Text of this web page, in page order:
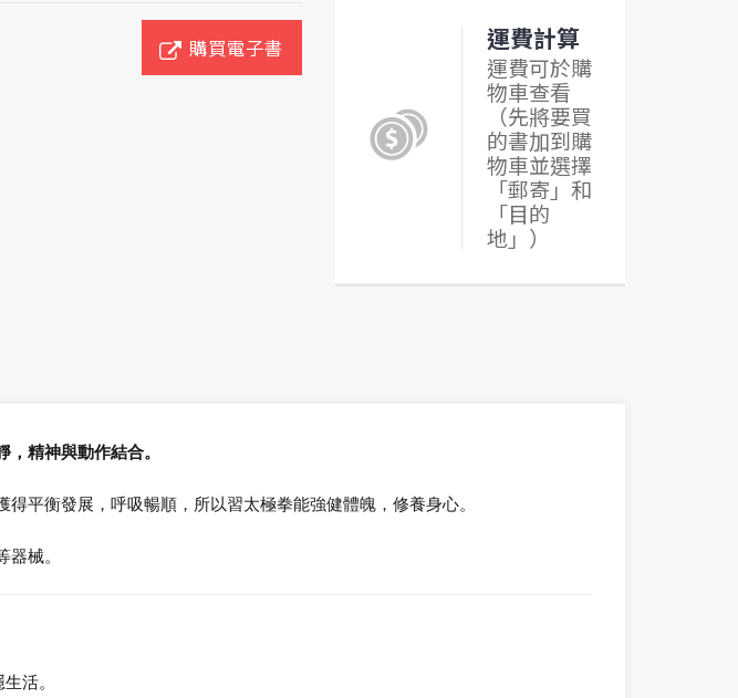
購買電子書 運費計算
運費可於購
物車查看
（先將要買
的書加到購
物車並選擇
「郵寄」和
「目的
地」）
精神與動作結合。
平衡發展，呼吸暢順，所以習太極拳能強健體魄，修養身心。
械。
活。